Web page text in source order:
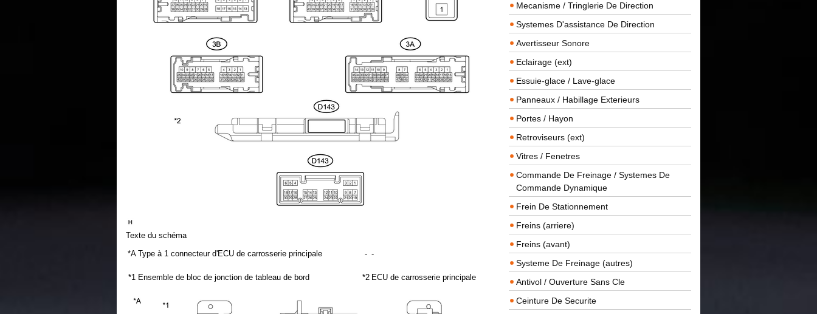
Texte du schéma
*A Type à 1 connecteur d'ECU de carrosserie principale - -
*1 Ensemble de bloc de jonction de tableau de bord *2 ECU de carrosserie principale
Mecanisme / Tringlerie De Direction
Systemes D'assistance De Direction
Avertisseur Sonore
Eclairage (ext)
Essuie-glace / Lave-glace
Panneaux / Habillage Exterieurs
Portes / Hayon
Retroviseurs (ext)
Vitres / Fenetres
Commande De Freinage / Systemes De
Commande Dynamique
Frein De Stationnement
Freins (arriere)
Freins (avant)
Systeme De Freinage (autres)
Antivol / Ouverture Sans Cle
Ceinture De Securite